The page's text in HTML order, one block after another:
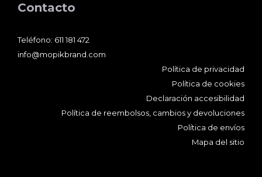
Contacto
Teléfono: 611 181 472
info@mopikbrand.com
Política de privacidad
Política de cookies
Declaración accesibilidad
Política de reembolsos, cambios y devoluciones
Política de envíos
Mapa del sitio